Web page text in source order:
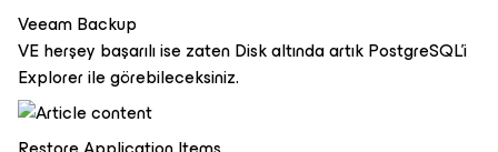
Veeam Backup
VE herşey başarılı ise zaten Disk altında artık PostgreSQL'i
Explorer ile görebileceksiniz.